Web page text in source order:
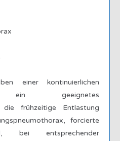
einer kontinuierlichen
ein geeignetes
die frühzeitige Entlastung
forcierte
bei entsprechender